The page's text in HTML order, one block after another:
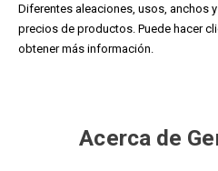
Diferentes aleaciones, usos, anchos
precios de productos. Puede hacer
obtener más información.
Acerca de